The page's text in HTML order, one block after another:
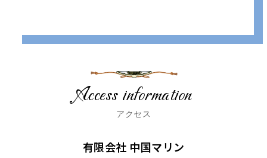
アクセス
Access information
有限会社 中国マリン